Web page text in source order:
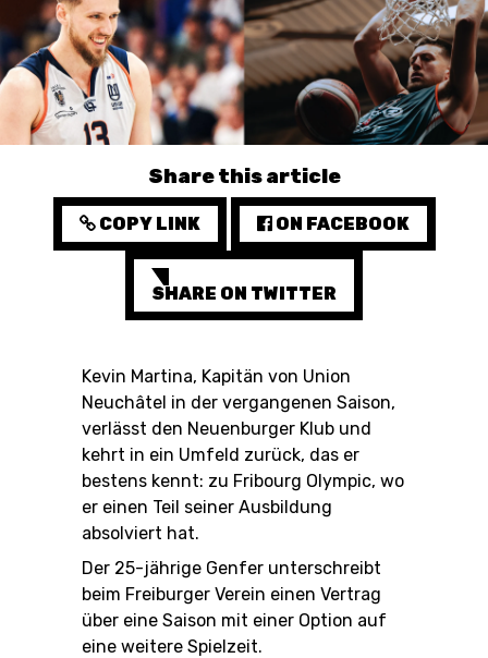
MINI BASKET
AUSBILDUNG
ROLLSTUHL-BASKETBALL
MOBILIAR BASKETBALL
NEWS CENTER
SWISS BASKETBALL
TV
SWISS BASKETBALL
APP
RESOURCE CENTER KALENDER
MEDIEN STATS
ETHIK UND
Share this article
COPY LINK ON FACEBOOK
SHARE ON TWITTER
Kevin Martina, Kapitän von Union
Neuchâtel in der vergangenen Saison,
verlässt den Neuenburger Klub und
kehrt in ein Umfeld zurück, das er
bestens kennt: zu Fribourg Olympic, wo
er einen Teil seiner Ausbildung
absolviert hat.
Der 25-jährige Genfer unterschreibt
beim Freiburger Verein einen Vertrag
über eine Saison mit einer Option auf
eine weitere Spielzeit.